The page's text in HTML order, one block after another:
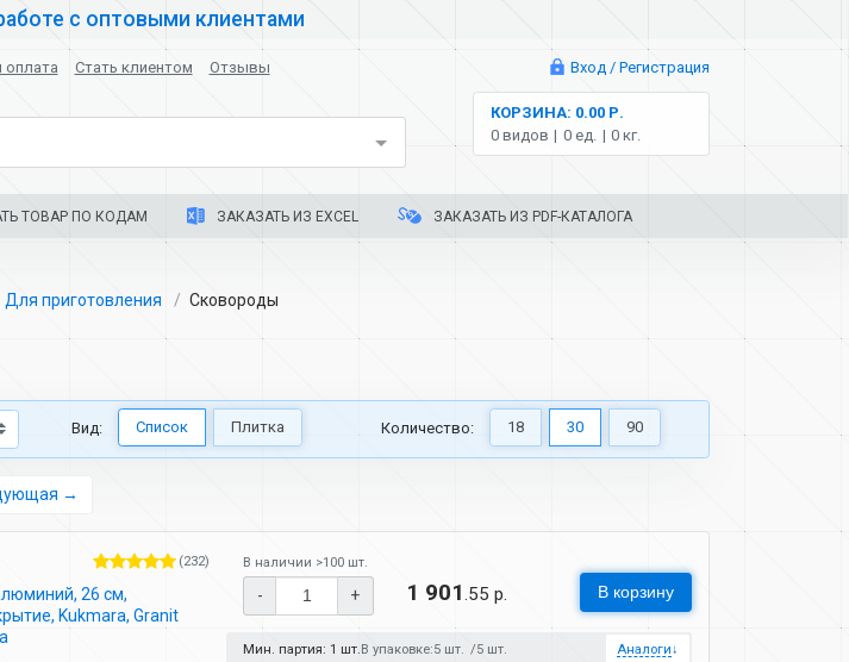
с оптовыми клиентами
оплата Стать клиентом Отзывы Вход / Регистрация
КОРЗИНА: 0.00 Р.
0 видов
0 ед. 0 кг.
ТОВАР ПО КОДАМ ЗАКАЗАТЬ ИЗ EXCEL ЗАКАЗАТЬ ИЗ PDF-КАТАЛОГА
Для приготовления Сковороды
Вид: Список Плитка Количество: 18 30 90
→
(232)
26 см,
Kukmara, Granit
В наличии >100 шт.
- + 1 901.55 р. В корзину
Мин. партия: 1 шт. В упаковке:5 шт. 5 шт. Аналоги↓